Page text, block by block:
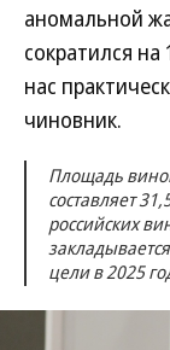
аномальной
сократился
нас
чиновник.
Площадь
составляет
российских
цели в 2025